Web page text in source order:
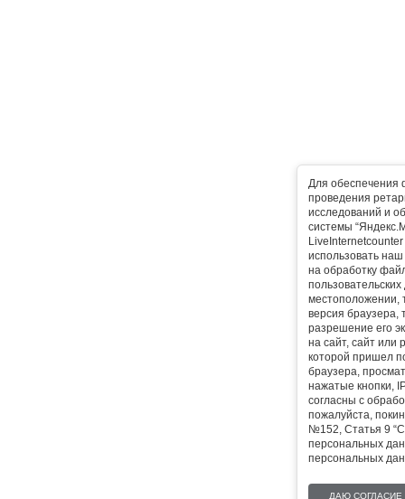
Для обеспечения
проведения
исследований и
системы
использовать
на обработку
местоположении,
версия браузера,
разрешение его
на сайт, сайт или
которой пришел
браузера,
нажатые кнопки,
согласны с
пожалуйста,
№152, Статья 9
персональных
персональных
ДАЮ СОГЛАСИЕ